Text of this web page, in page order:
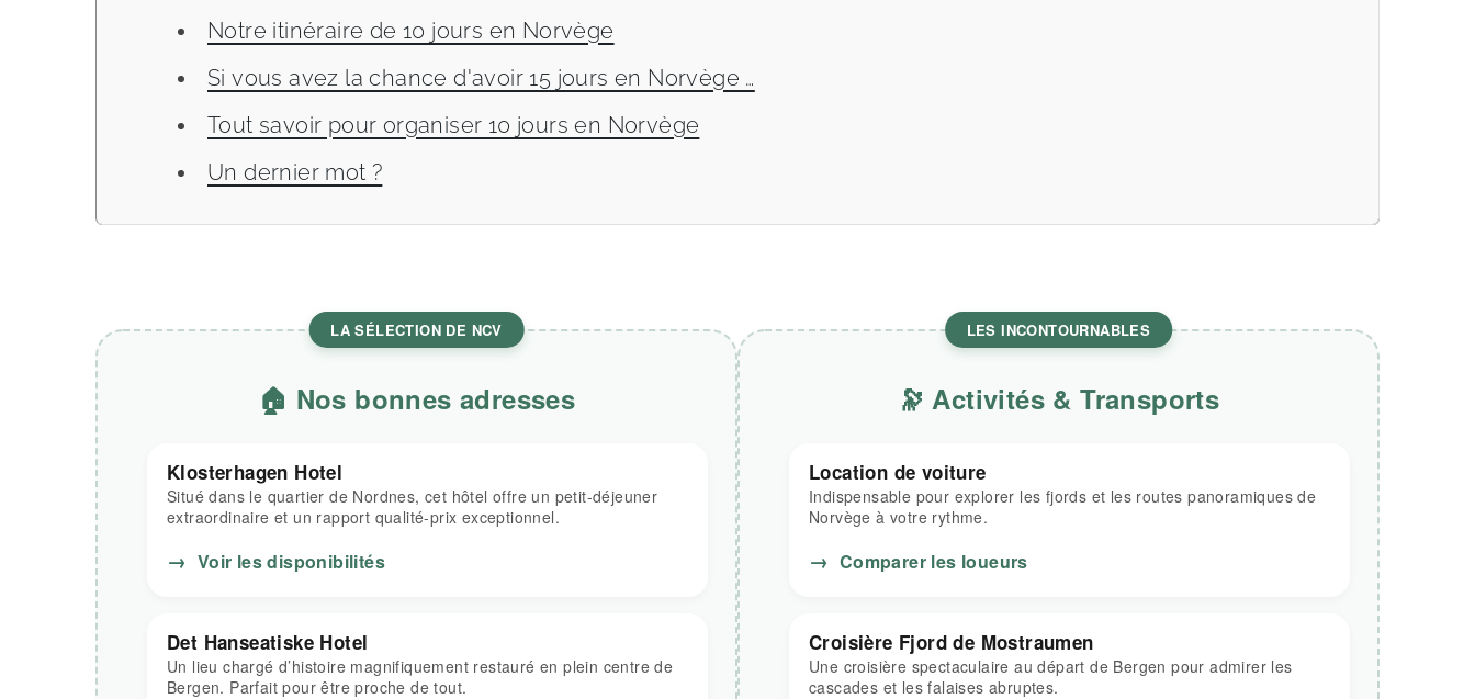
Notre itinéraire de 10 jours en Norvège
Si vous avez la chance d'avoir 15 jours en Norvège …
Tout savoir pour organiser 10 jours en Norvège
Un dernier mot ?
LA SÉLECTION DE NCV
🏠 Nos bonnes adresses
Klosterhagen Hotel
Situé dans le quartier de Nordnes, cet hôtel offre un petit-déjeuner
extraordinaire et un rapport qualité-prix exceptionnel.
→ Voir les disponibilités
Det Hanseatiske Hotel
Un lieu chargé d’histoire magnifiquement restauré en plein centre de
Bergen. Parfait pour être proche de tout.
LES INCONTOURNABLES
🔭 Activités & Transports
Location de voiture
Indispensable pour explorer les fjords et les routes panoramiques de
Norvège à votre rythme.
→ Comparer les loueurs
Croisière Fjord de Mostraumen
Une croisière spectaculaire au départ de Bergen pour admirer les
cascades et les falaises abruptes.